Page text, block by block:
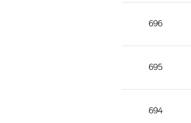
696
695
694